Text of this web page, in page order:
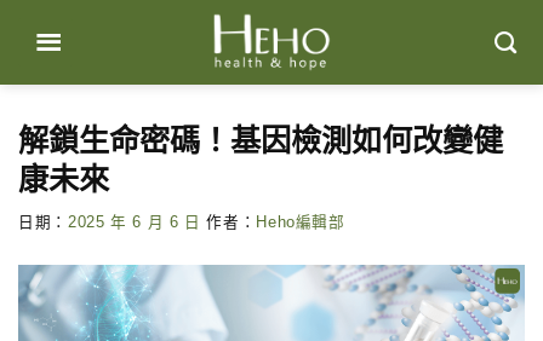
content
解鎖生命密碼！基因檢測如何改變健
康未來
日期： 2025 年 6 月 6 日 作者： Heho編輯部